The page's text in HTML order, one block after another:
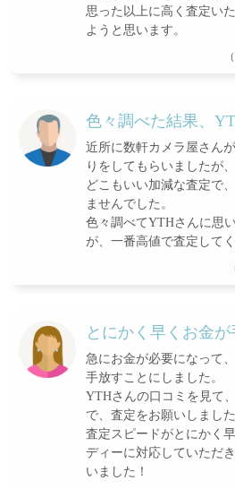
思った以上に高く査定い
ようと思います。
色々調べた結果、
近所に数軒カメラ屋さん
りをしてもらいましたが、
どこもいい加減な査定で
ませんでした。
色々調べてYTHさんに思
が、一番高値で査定して
とにかく早くお金
急にお金が必要になって
手放すことにしました。
YTHさんの口コミを見て
で、査定をお願いしました
査定スピードがとにかく
ディーに対応していただ
いました！